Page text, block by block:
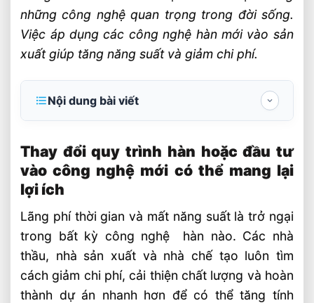
những công nghệ quan trọng trong đời sống.
Việc áp dụng các công nghệ hàn mới vào sản
xuất giúp tăng năng suất và giảm chi phí.
Nội dung bài viết
công nghệ mới có thể mang lại lợi ích
Xem xét mục tiêu của bạn
Tăng năng suất nhờ công nghệ hàn
Thay đổi quy trình hàn hoặc đầu tư
vào công nghệ mới có thể mang lại
lợi ích
Lãng phí thời gian và mất năng suất là trở ngại
trong bất kỳ công nghệ hàn nào. Các nhà
thầu, nhà sản xuất và nhà chế tạo luôn tìm
cách giảm chi phí, cải thiện chất lượng và hoàn
thành dự án nhanh hơn để có thể tăng tính